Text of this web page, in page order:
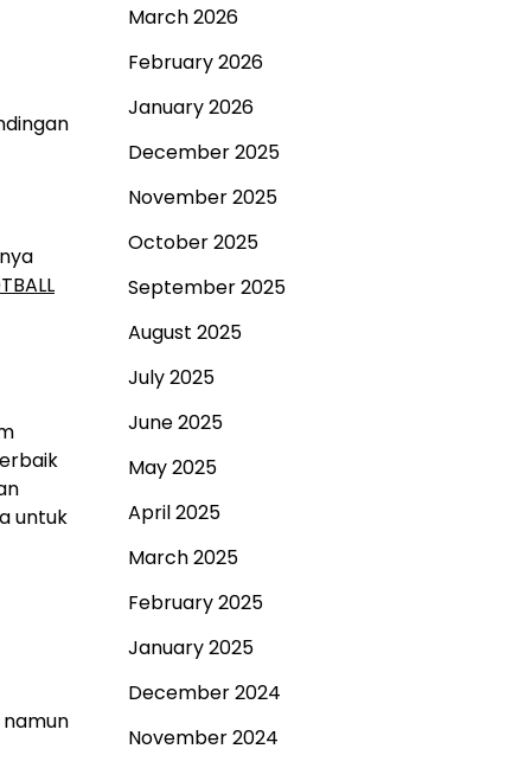
untuk
March 2026
February 2026
January 2026
December 2025
November 2025
October 2025
September 2025
August 2025
July 2025
June 2025
May 2025
April 2025
March 2025
February 2025
January 2025
December 2024
November 2024